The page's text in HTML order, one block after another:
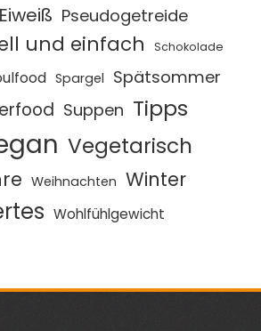
Pseudogetreide
und einfach Schokolade
Spargel Spätsommer
Suppen Tipps
Vegetarisch
Weihnachten Winter
Wohlfühlgewicht